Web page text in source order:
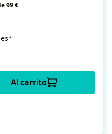
99 €
Al carrito